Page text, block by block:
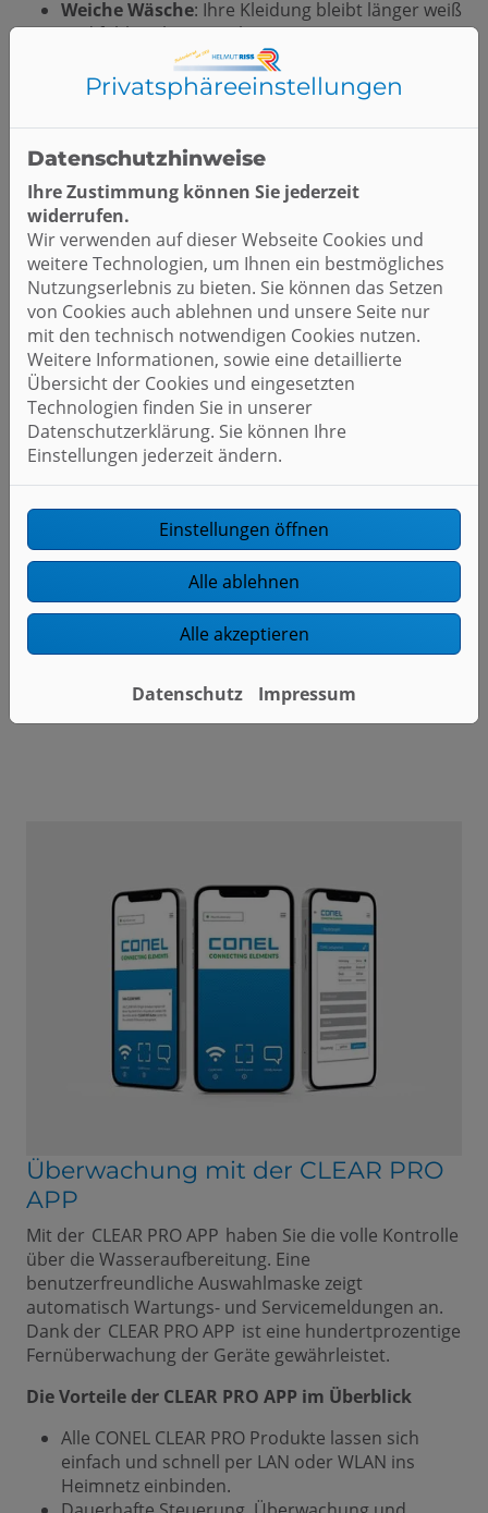
Weiche Wäsche: Ihre Kleidung bleibt länger weiß
und fühlt sich angenehmer an.
Geschmeidige Haut und Haare
Wasser macht Haut und Haare weich und schön.
Weniger Putzaufwand
: Reduziert erheblich
Kalkrückstände auf Armaturen und
Duschabtrennungen.
und weniger Wartungskosten für Ihre
Haushaltsgeräte.
Energieeffizienz: Verhindert Kalkablagerungen
in Heizungsanlagen und spart damit
Energiekosten.
Die Enthärtungsanlage verfügt dabei über eine
Touchpad-Steuerung, über die alle Informationen
bequem abgerufen und eingegeben werden. Ist sie
über LAN oder WLAN mit dem Internet verbunden,
kann die Anlage zusätzlich mit der
kostenlosenCONEL CLEAR PRO APP
Internet gesteuert und überwacht werden.
dieses Element notwendigen Cookies zu akzeptieren.
Überwachung mit der CLEAR PRO
APP
Mit der CLEAR PRO APP haben Sie die volle Kontrolle
über die Wasseraufbereitung. Eine
benutzerfreundliche Auswahlmaske zeigt
automatisch Wartungs- und Servicemeldungen an.
Dank der CLEAR PRO APP ist eine hundertprozentige
Fernüberwachung der Geräte gewährleistet.
Die Vorteile der CLEAR PRO APP im Überblick
Alle CONEL CLEAR PRO Produkte lassen sich
einfach und schnell per LAN oder WLAN ins
Heimnetz einbinden.
Privatsphäre­einstellungen
Datenschutzhinweise
Ihre Zustimmung können Sie jederzeit
widerrufen.
Wir verwenden auf dieser Webseite Cookies und
weitere Technologien, um Ihnen ein bestmögliches
Nutzungserlebnis zu bieten. Sie können das Setzen
von Cookies auch ablehnen und unsere Seite nur
mit den technisch notwendigen Cookies nutzen.
Weitere Informationen, sowie eine detaillierte
Übersicht der Cookies und eingesetzten
Technologien finden Sie in unserer
Datenschutzerklärung. Sie können Ihre
Einstellungen jederzeit ändern.
Einstellungen öffnen
Alle ablehnen
Alle akzeptieren
Datenschutz Impressum